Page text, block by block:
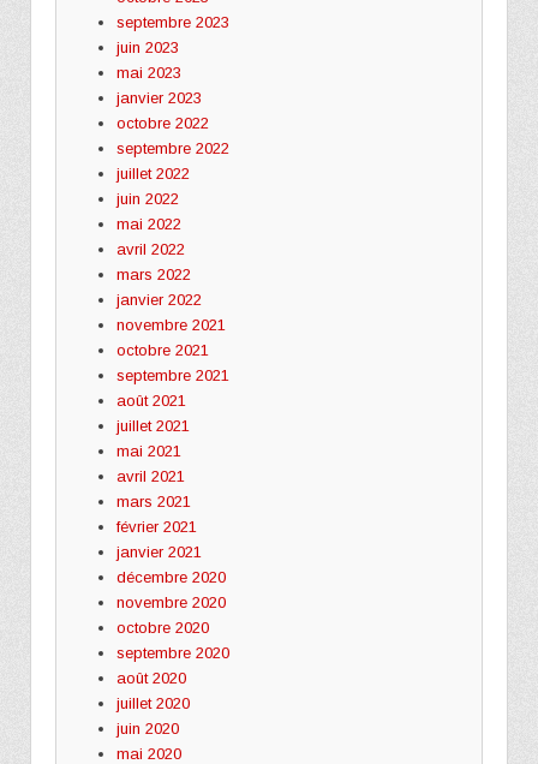
septembre 2023
juin 2023
mai 2023
janvier 2023
octobre 2022
septembre 2022
juillet 2022
juin 2022
mai 2022
avril 2022
mars 2022
janvier 2022
novembre 2021
octobre 2021
septembre 2021
août 2021
juillet 2021
mai 2021
avril 2021
mars 2021
février 2021
janvier 2021
décembre 2020
novembre 2020
octobre 2020
septembre 2020
août 2020
juillet 2020
juin 2020
mai 2020